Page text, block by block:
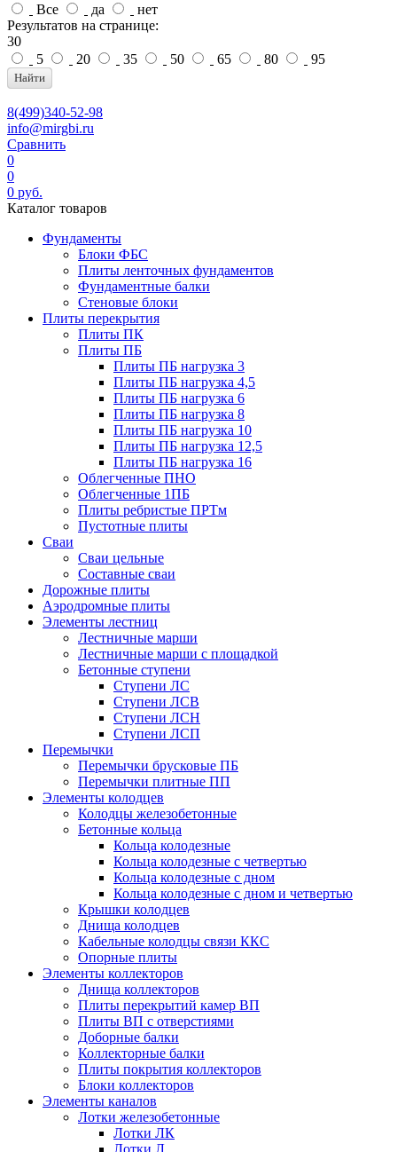
Все
да
нет
Результатов на странице:
30
5
20 35 50 65 80 95
Найти
8(499)340-52-98
info@mirgbi.ru
Сравнить
0
0
0 руб.
Каталог товаров
Фундаменты
Блоки ФБС
Плиты ленточных фундаментов
Фундаментные балки
Стеновые блоки
Плиты перекрытия
Плиты ПК
Плиты ПБ
Плиты ПБ нагрузка 3
Плиты ПБ нагрузка 4,5
Плиты ПБ нагрузка 6
Плиты ПБ нагрузка 8
Плиты ПБ нагрузка 10
Плиты ПБ нагрузка 12,5
Плиты ПБ нагрузка 16
Облегченные ПНО
Облегченные 1ПБ
Плиты ребристые ПРТм
Пустотные плиты
Сваи
Сваи цельные
Составные сваи
Дорожные плиты
Аэродромные плиты
Элементы лестниц
Лестничные марши
Лестничные марши с площадкой
Бетонные ступени
Ступени ЛС
Ступени ЛСВ
Ступени ЛСН
Ступени ЛСП
Перемычки
Перемычки брусковые ПБ
Перемычки плитные ПП
Элементы колодцев
Колодцы железобетонные
Бетонные кольца
Кольца колодезные
Кольца колодезные с четвертью
Кольца колодезные с дном
Кольца колодезные с дном и четвертью
Крышки колодцев
Днища колодцев
Кабельные колодцы связи ККС
Опорные плиты
Элементы коллекторов
Днища коллекторов
Плиты перекрытий камер ВП
Плиты ВП с отверстиями
Доборные балки
Коллекторные балки
Плиты покрытия коллекторов
Блоки коллекторов
Элементы каналов
Лотки железобетонные
Лотки ЛК
Лотки Л